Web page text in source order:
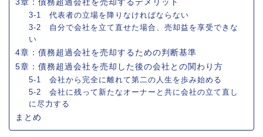
3-1 代表者の立場を降りなければならない
3-2 自分で会社を立て直せた場合、売却益を享受できな
い
4章：債務超過会社を売却するための判断基準
5章：債務超過会社を売却した後の会社との関わり方
5-1 会社から完全に離れて第二の人生を歩み始める
5-2 会社に残って新たなオーナーと共に会社の立て直し
に尽力する
まとめ